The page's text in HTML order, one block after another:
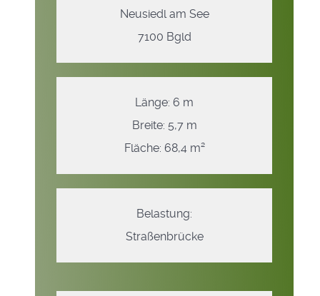
Neusiedl am See
7100 Bgld
Länge: 6 m
Breite: 5,7 m
Fläche: 68,4 m²
Belastung:
Straßenbrücke